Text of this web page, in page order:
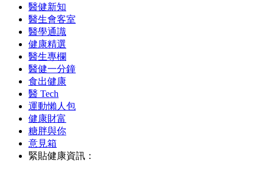
醫健新知
醫生會客室
醫學通識
健康精選
醫生專欄
醫健一分鐘
食出健康
醫 Tech
運動懶人包
健康財富
糖胖與你
意見箱
緊貼健康資訊：